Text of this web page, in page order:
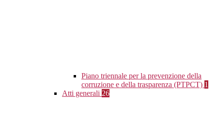
Piano triennale per la prevenzione della
corruzione e della trasparenza (PTPCT) 1
Atti generali 26